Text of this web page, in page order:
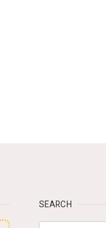
SEARCH